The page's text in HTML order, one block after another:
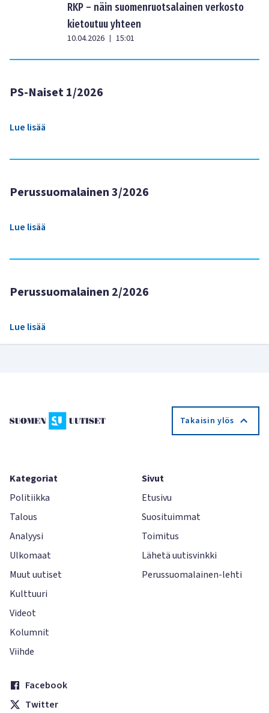
RKP – näin suomenruotsalainen verkosto
kietoutuu yhteen
10.04.2026 | 15:01
PS-Naiset 1/2026
Lue lisää
Perussuomalainen 3/2026
Lue lisää
Perussuomalainen 2/2026
Lue lisää
Takaisin ylös
Kategoriat
Politiikka
Talous
Analyysi
Ulkomaat
Muut uutiset
Kulttuuri
Videot
Kolumnit
Viihde
Sivut
Etusivu
Suosituimmat
Toimitus
Lähetä uutisvinkki
Perussuomalainen-lehti
Facebook
Twitter